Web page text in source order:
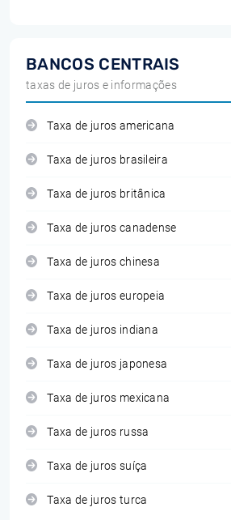
BANCOS CENTRAIS
taxas de juros e informações
Taxa de juros americana
Taxa de juros brasileira
Taxa de juros britânica
Taxa de juros canadense
Taxa de juros chinesa
Taxa de juros europeia
Taxa de juros indiana
Taxa de juros japonesa
Taxa de juros mexicana
Taxa de juros russa
Taxa de juros suíça
Taxa de juros turca